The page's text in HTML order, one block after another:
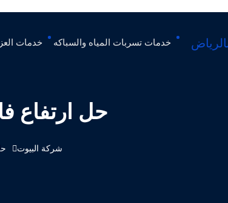
خدمات تسربات المياه والسباكه خدمات
حل ارتفاع
شركة البيوت